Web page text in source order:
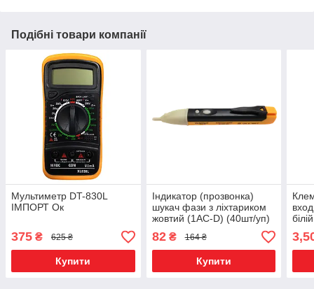
Подібні товари компанії
Мультиметр DT-830L
ІМПОРТ Ок
375 ₴ 625 ₴
Купити
Індикатор (прозвонка)
шукач фази з ліхтариком
жовтий (1AC-D) (40шт/уп)
ИМПОРТ Ок R
82₴ 164 ₴
Купити
50